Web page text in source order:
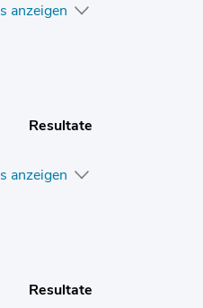
anzeigen
Resultate
anzeigen
Resultate